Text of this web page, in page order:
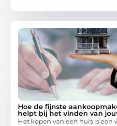
Hoe de fijnste
helpt bij het vinden van
Het kopen van een huis is een